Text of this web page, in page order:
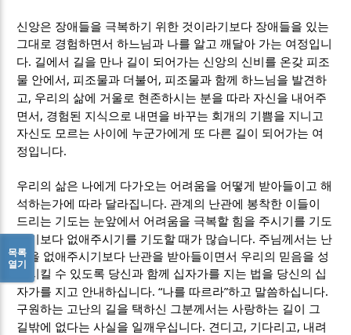
신앙은 장애들을 극복하기 위한 것이라기보다 장애들을 있는
그대로 경험하면서 하느님과 나를 알고 깨달아 가는 여정입니
다. 길에서 길을 만나 길이 되어가는 신앙의 신비를 온갖 피조
물 안에서 , 피조물과 더불어 , 피조물과 함께 하느님을 발견하
고, 우리의 삶에 거울로 현존하시는 분을 따라 자신을 내어주
면서 , 경험된 지식으로 내면을 바꾸는 회개의 기쁨을 지니고
자신도 모르는 사이에 누군가에게 또 다른 길이 되어가는 여
정입니다.
우리의 삶은 나에게 다가오는 어려움을 어떻게 받아들이고 해
석하는가에 따라 달라집니다. 관계의 난관에 봉착한 이들이
드리는 기도는 눈앞에서 어려움을 극복할 힘을 주시기를 기도
하기보다 없애주시기를 기도할 때가 많습니다. 주님께서는 난
관을 없애주시기보다 난관을 받아들이면서 우리의 믿음을 성
장시킬 수 있도록 당신과 함께 십자가를 지는 법을 당신의 십
자가를 지고 안내하십니다. “나를 따르라”하고 말씀하십니다.
구원하는 고난의 길을 택하신 그분께서는 사랑하는 길이 그
길밖에 없다는 사실을 일깨우십니다. 견디고, 기다리고, 내려
목록
열기